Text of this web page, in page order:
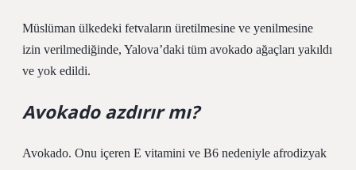
Müslüman ülkedeki fetvaların üretilmesine ve yenilmesine
izin verilmediğinde, Yalova’daki tüm avokado ağaçları yakıldı
ve yok edildi.
Avokado azdırır mı?
Avokado. Onu içeren E vitamini ve B6 nedeniyle afrodizyak